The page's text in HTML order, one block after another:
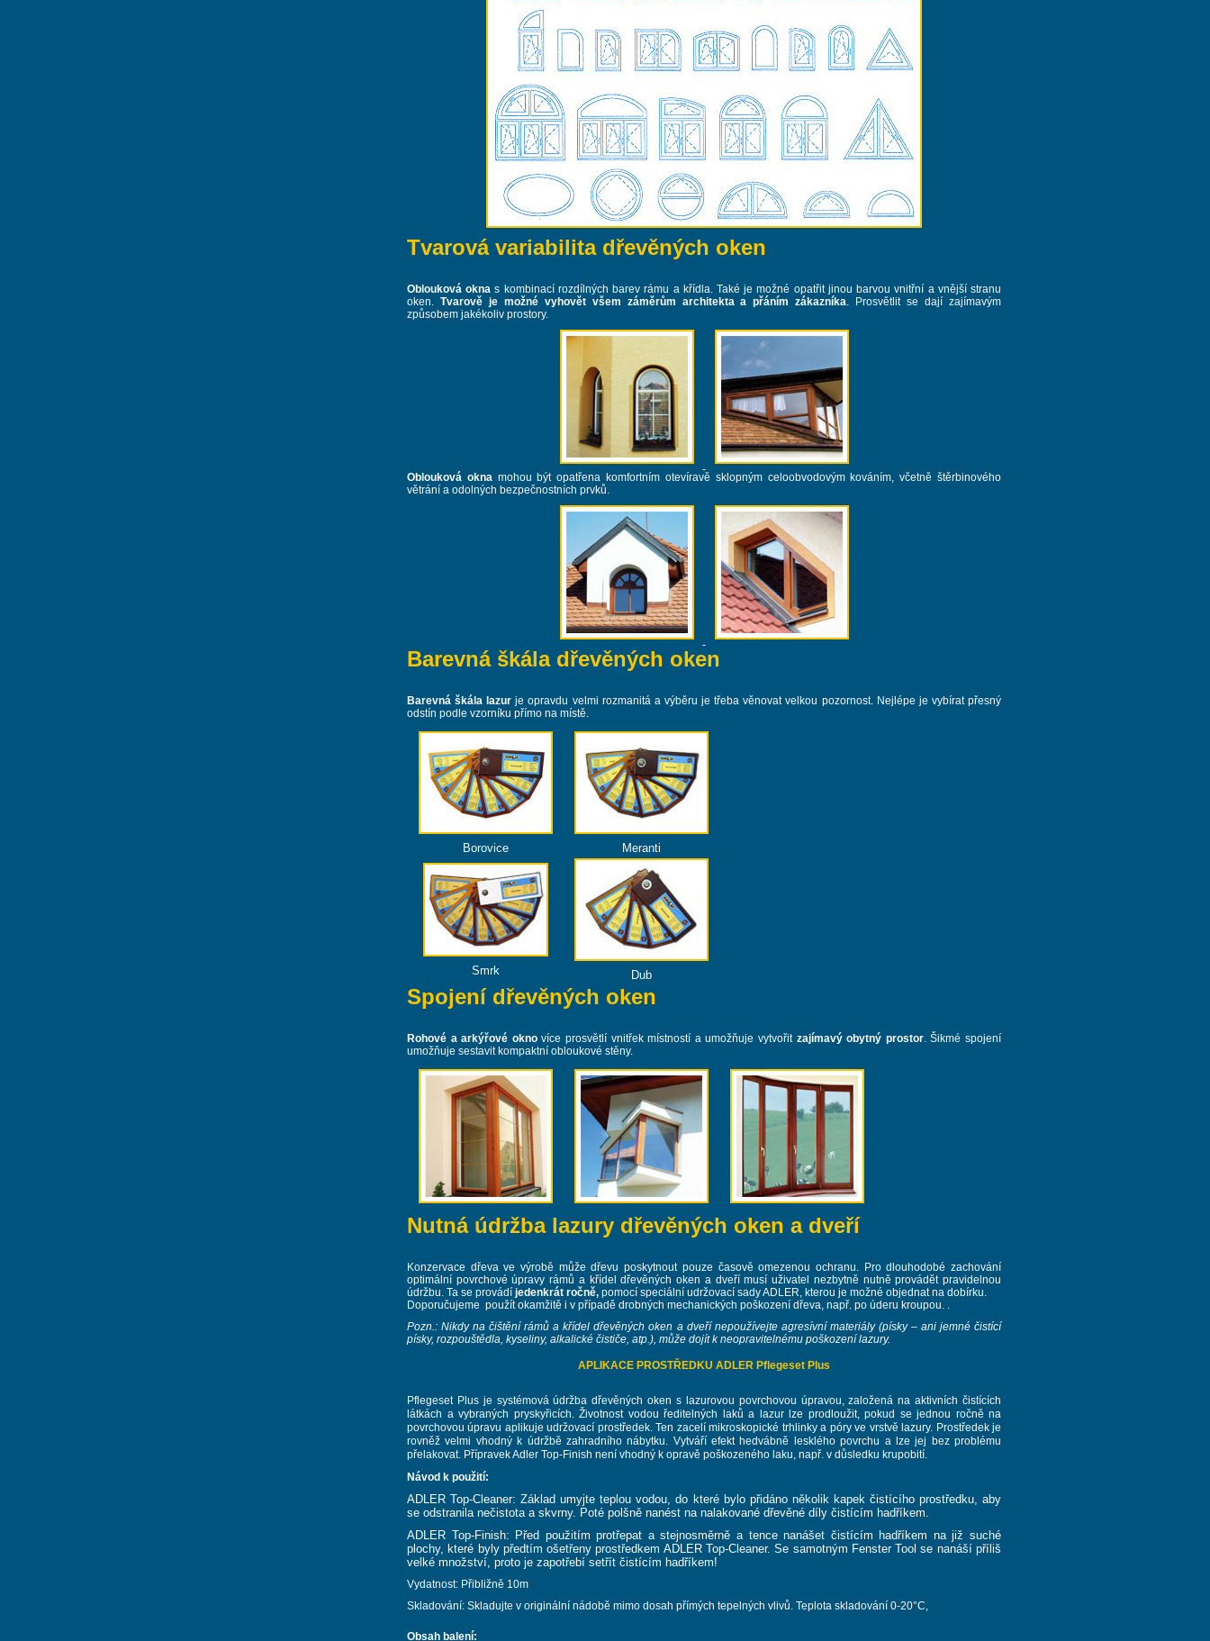
Tvarová variabilita dřevěných oken
Oblouková okna s kombinací rozdílných barev rámu a křídla. Také je možné opatřit jinou barvou vnitřní a vnější stranu
oken. Tvarově je možné vyhovět všem záměrům architekta a přáním zákazníka. Prosvětlit se dají zajímavým
způsobem jakékoliv prostory.
Oblouková oknamohou být opatřena komfortním otevíravě sklopným celoobvodovým kováním, včetně štěrbinového
větrání a odolných bezpečnostních prvků.
Barevná škála dřevěných oken
Barevná škála lazur je opravdu velmi rozmanitá a výběru je třeba věnovat velkou pozornost. Nejlépe je vybírat přesný
odstín podle vzorníku přímo na místě.
Borovice Meranti
Smrk Dub
Spojení dřevěných oken
Rohové a arkýřové oknovíce prosvětlí vnitřek místností a umožňuje vytvořit zajímavý obytný prostor. Šikmé spojení
umožňuje sestavit kompaktní obloukové stěny.
Nutná údržba lazury dřevěných oken a dveří
Konzervace dřeva ve výrobě může dřevu poskytnout pouze časově omezenou ochranu. Pro dlouhodobé zachování
optimální povrchové úpravy rámů a křídel dřevěných oken a dveří musí uživatel nezbytně nutně provádět pravidelnou
údržbu. Ta se provádí jedenkrát ročně, pomocí speciální udržovací sady ADLER, kterou je možné objednat na dobírku.
Doporučujeme použít okamžitě i v případě drobných mechanických poškození dřeva, např. po úderu kroupou. .
Pozn.: Nikdy na čištění rámů a křídel dřevěných oken a dveří nepoužívejte agresívní materiály (písky – ani jemné čistící
písky, rozpouštědla, kyseliny, alkalické čističe, atp.), může dojít k neopravitelnému poškození lazury.
APLIKACE PROSTŘEDKU ADLER Pflegeset Plus
Pflegeset Plus je systémová údržba dřevěných oken s lazurovou povrchovou úpravou, založená na aktivních čistících
látkách a vybraných pryskyřicích. Životnost vodou ředitelných laků a lazur lze prodloužit, pokud se jednou ročně na
povrchovou úpravu aplikuje udržovací prostředek. Ten zacelí mikroskopické trhlinky a póry ve vrstvě lazury. Prostředek je
rovněž velmi vhodný k údržbě zahradního nábytku. Vytváří efekt hedvábně lesklého povrchu a lze jej bez problému
přelakovat. Přípravek Adler Top-Finish není vhodný k opravě poškozeného laku, např. v důsledku krupobití.
Návod k použití:
ADLER Top-Cleaner: Základ umyjte teplou vodou, do které bylo přidáno několik kapek čistícího prostředku, aby
se odstranila nečistota a skvrny. Poté polšně nanést na nalakované dřevěné díly čistícím hadříkem.
ADLER Top-Finish: Před použitím protřepat a stejnosměrně a tence nanášet čistícím hadříkem na již suché
plochy, které byly předtím ošetřeny prostředkem ADLER Top-Cleaner. Se samotným Fenster Tool se nanáší příliš
velké množství, proto je zapotřebí setřít čistícím hadříkem!
Vydatnost: Přibližně 10m².
Skladování: Skladujte v originální nádobě mimo dosah přímých tepelných vlivů. Teplota skladování 0-20°C,
Obsah balení: